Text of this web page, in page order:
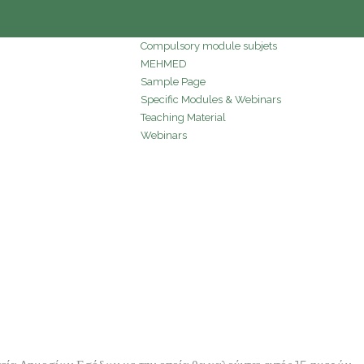
Compulsory module subjets
MEHMED
Sample Page
Specific Modules & Webinars
Teaching Material
Webinars